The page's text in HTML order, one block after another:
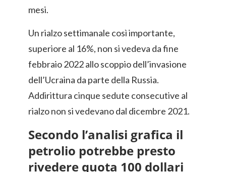
mesi.
Un rialzo settimanale così importante,
superiore al 16%, non si vedeva da fine
febbraio 2022 allo scoppio dell’invasione
dell’Ucraina da parte della Russia.
Addirittura cinque sedute consecutive al
rialzo non si vedevano dal dicembre 2021.
Secondo l’analisi grafica il
petrolio potrebbe presto
rivedere quota 100 dollari